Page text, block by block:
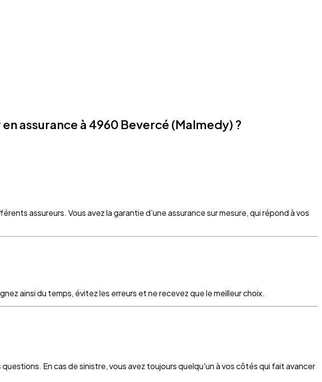
assurance à 4960 Bevercé (Malmedy) ?
assureurs. Vous avez la garantie d’une assurance sur mesure, qui répond à vos
ainsi du temps, évitez les erreurs et ne recevez que le meilleur choix.
En cas de sinistre, vous avez toujours quelqu'un à vos côtés qui fait avancer